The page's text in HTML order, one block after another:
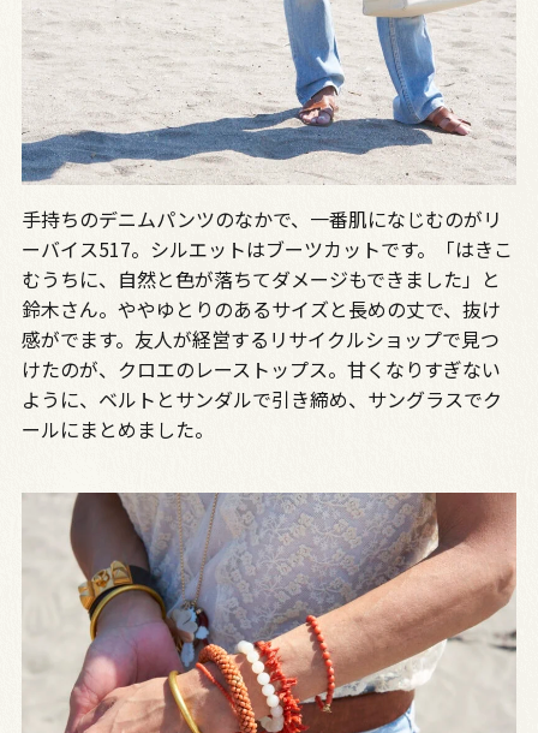
手持ちのデニムパンツのなかで、一番肌になじむのがリ
ーバイス517。シルエットはブーツカットです。「はきこ
むうちに、自然と色が落ちてダメージもできました」と
鈴木さん。ややゆとりのあるサイズと長めの丈で、抜け
感がでます。友人が経営するリサイクルショップで見つ
けたのが、クロエのレーストップス。甘くなりすぎない
ように、ベルトとサンダルで引き締め、サングラスでク
ールにまとめました。